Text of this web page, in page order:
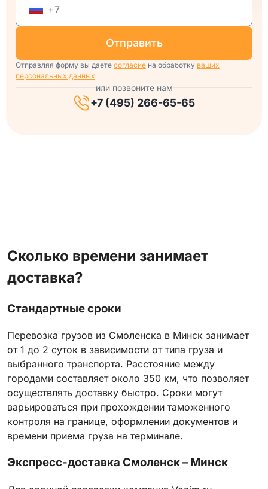
+7
отправить
Отправляя форму вы даете согласие на обработку ваших
персональных данных
или позвоните нам
+7 (495) 266-65-65
Сколько времени занимает
доставка?
Стандартные сроки
Перевозка грузов из Смоленска в Минск занимает
от 1 до 2 суток в зависимости от типа груза и
выбранного транспорта. Расстояние между
городами составляет около 350 км, что позволяет
осуществлять доставку быстро. Сроки могут
варьироваться при прохождении таможенного
контроля на границе, оформлении документов и
времени приема груза на терминале.
Экспресс-доставка Смоленск – Минск